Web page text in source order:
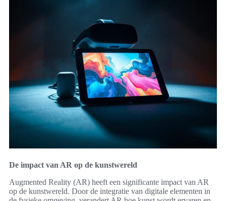
De impact van AR op de kunstwereld
Augmented Reality (AR) heeft een significante impact van AR
op de kunstwereld. Door de integratie van digitale elementen in